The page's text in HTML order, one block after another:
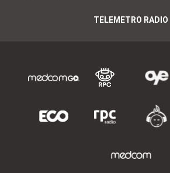
TELEMETRO RADIO